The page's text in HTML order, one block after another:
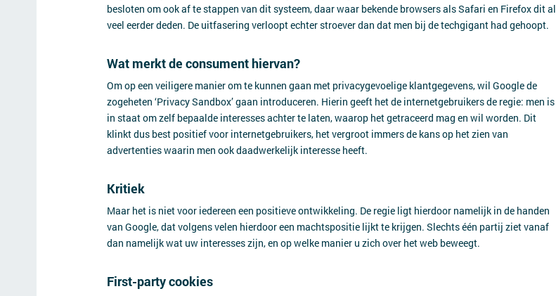
besloten om ook af te stappen van dit systeem, daar waar bekende browsers als Safari en Firefox dit al
veel eerder deden. De uitfasering verloopt echter stroever dan dat men bij de techgigant had gehoopt.
Wat merkt de consument hiervan?
Om op een veiligere manier om te kunnen gaan met privacygevoelige klantgegevens, wil Google de
zogeheten ‘Privacy Sandbox’ gaan introduceren. Hierin geeft het de internetgebruikers de regie: men is
in staat om zelf bepaalde interesses achter te laten, waarop het getraceerd mag en wil worden. Dit
klinkt dus best positief voor internetgebruikers, het vergroot immers de kans op het zien van
advertenties waarin men ook daadwerkelijk interesse heeft.
Kritiek
Maar het is niet voor iedereen een positieve ontwikkeling. De regie ligt hierdoor namelijk in de handen
van Google, dat volgens velen hierdoor een machtspositie lijkt te krijgen. Slechts één partij ziet vanaf
dan namelijk wat uw interesses zijn, en op welke manier u zich over het web beweegt.
First-party cookies